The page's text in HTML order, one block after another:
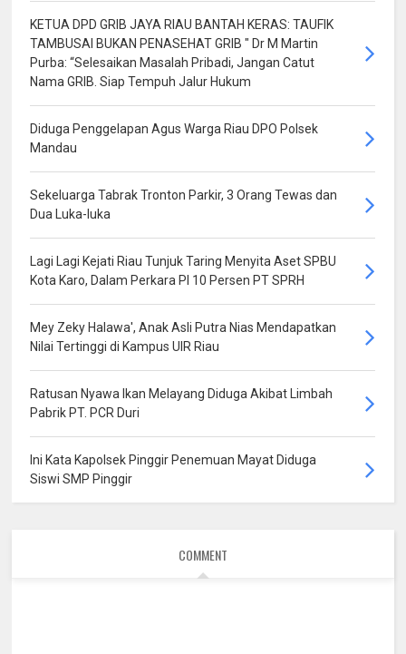
KETUA DPD GRIB JAYA RIAU BANTAH KERAS: TAUFIK
TAMBUSAI BUKAN PENASEHAT GRIB " Dr M Martin
Purba: “Selesaikan Masalah Pribadi, Jangan Catut
Nama GRIB. Siap Tempuh Jalur Hukum
Diduga Penggelapan Agus Warga Riau DPO Polsek
Mandau
Sekeluarga Tabrak Tronton Parkir, 3 Orang Tewas dan
Dua Luka-luka
Lagi Lagi Kejati Riau Tunjuk Taring Menyita Aset SPBU
Kota Karo, Dalam Perkara PI 10 Persen PT SPRH
Mey Zeky Halawa', Anak Asli Putra Nias Mendapatkan
Nilai Tertinggi di Kampus UIR Riau
Ratusan Nyawa Ikan Melayang Diduga Akibat Limbah
Pabrik PT. PCR Duri
Ini Kata Kapolsek Pinggir Penemuan Mayat Diduga
Siswi SMP Pinggir
COMMENT